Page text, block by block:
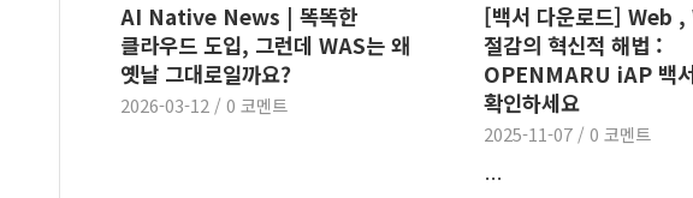
AI Native News | 똑똑한
클라우드 도입, 그런데 WAS는 왜
옛날 그대로일까요?
2026-03-12 / 0 코멘트
[백서 다운로드] Web ,
절감의 혁신적 해법 :
OPENMARU iAP 백
확인하세요
2025-11-07 / 0 코멘트
…